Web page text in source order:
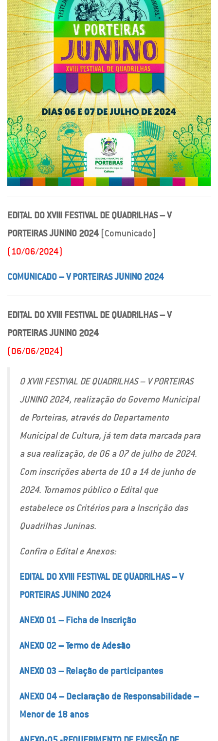
EDITAL DO XVIII FESTIVAL DE QUADRILHAS – V
PORTEIRAS JUNINO 2024 [Comunicado]
(10/06/2024)
COMUNICADO – V PORTEIRAS JUNINO 2024
EDITAL DO XVIII FESTIVAL DE QUADRILHAS – V
PORTEIRAS JUNINO 2024
(06/06/2024)
O XVIII FESTIVAL DE QUADRILHAS – V PORTEIRAS
JUNINO 2024, realização do Governo Municipal
de Porteiras, através do Departamento
Municipal de Cultura, já tem data marcada para
a sua realização, de 06 a 07 de julho de 2024.
Com inscrições aberta de 10 a 14 de junho de
2024. Tornamos público o Edital que
estabelece os Critérios para a Inscrição das
Quadrilhas Juninas.
Confira o Edital e Anexos:
EDITAL DO XVIII FESTIVAL DE QUADRILHAS – V
PORTEIRAS JUNINO 2024
ANEXO 01 – Ficha de Inscrição
ANEXO 02 – Termo de Adesão
ANEXO 03 – Relação de participantes
ANEXO 04 – Declaração de Responsabilidade –
Menor de 18 anos